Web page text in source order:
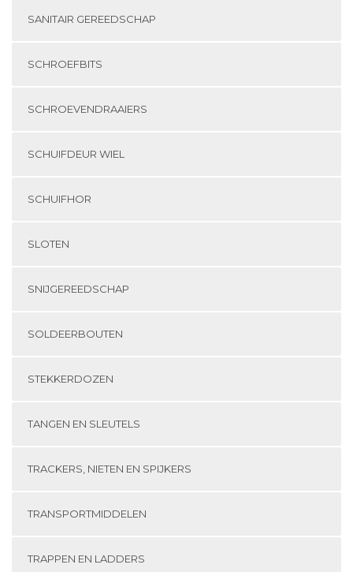
SANITAIR GEREEDSCHAP
SCHROEFBITS
SCHROEVENDRAAIERS
SCHUIFDEUR WIEL
SCHUIFHOR
SLOTEN
SNIJGEREEDSCHAP
SOLDEERBOUTEN
STEKKERDOZEN
TANGEN EN SLEUTELS
TRACKERS, NIETEN EN SPIJKERS
TRANSPORTMIDDELEN
TRAPPEN EN LADDERS